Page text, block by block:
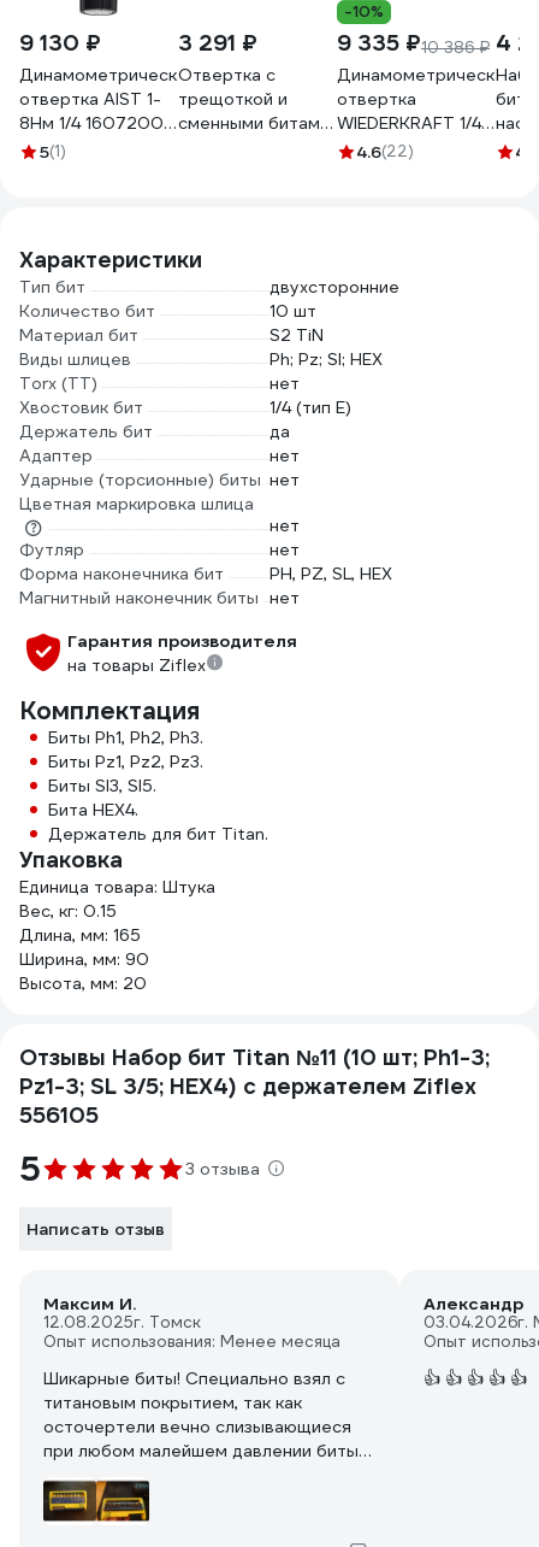
9 130 ₽
Динамометрическая
отвертка AIST 1-
8Нм 1/4 16072008
00-00013823
5(1)
3 291 ₽
Отвертка с
трещоткой и
сменными битами
-10%
9 335 ₽10 386 ₽
Динамометрическая
отвертка
WIEDERKRAFT 1/4
до 6 Нм WDK-
4.6(22)
4
4.8
Характеристики
Тип бит
двухсторонние
Количество бит
10 шт
Материал бит
S2 TiN
Виды шлицев
Ph; Pz; Sl; HEX
Torx (TT)
нет
Хвостовик бит
1/4 (тип Е)
Держатель бит
да
Адаптер
нет
Ударные (торсионные) биты нет
Цветная маркировка шлица
нет
Футляр
нет
Форма наконечника бит
PH, PZ, SL, HEX
Магнитный наконечник биты нет
Гарантия производителя
на товары Ziflex
Комплектация
Биты Ph1, Ph2, Ph3.
Биты Pz1, Pz2, Pz3.
Биты Sl3, Sl5.
Бита HEX4.
Держатель для бит Titan.
Упаковка
Единица товара: Штука
Вес, кг: 0.15
Длина, мм: 165
Ширина, мм: 90
Высота, мм: 20
Отзывы Набор бит Titan №11 (10 шт; Ph1-3;
Pz1-3; SL 3/5; HEX4) с держателем Ziflex
556105
5 3 отзыва
Написать отзыв
Максим И.
12.08.2025г. Томск
Опыт использования: Менее месяца
Шикарные биты! Специально взял с
титановым покрытием, так как
осточертели вечно слизывающиеся
при любом малейшем давлении биты
из мягких металлов. И эти биты
полностью себя оправдали. За пару
лет использования никаких проблем,
Александр
03.04.2026г.
Опыт
👍 👍 👍 👍 👍